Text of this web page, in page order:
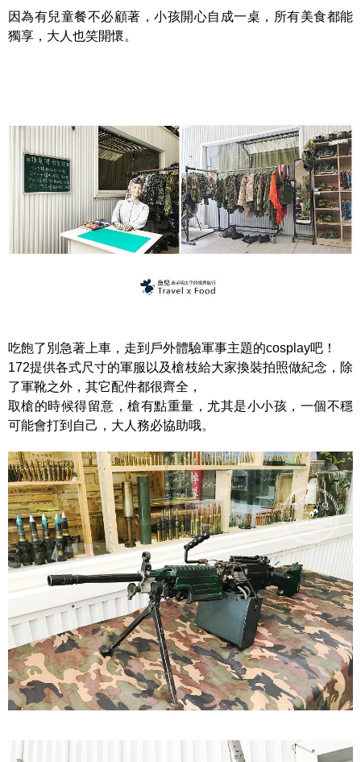
因為有兒童餐不必顧著，小孩開心自成一桌，所有美食都能
獨享，大人也笑開懷。
吃飽了別急著上車，走到戶外體驗軍事主題的cosplay吧！
172提供各式尺寸的軍服以及槍枝給大家換裝拍照做紀念，除
了軍靴之外，其它配件都很齊全，
取槍的時候得留意，槍有點重量，尤其是小小孩，一個不穩
可能會打到自己，大人務必協助哦。